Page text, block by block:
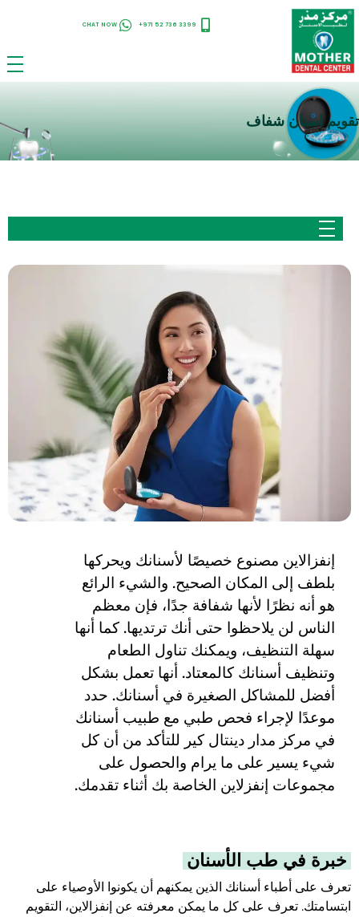
+971 52 736 3399
CHAT NOW
تقويم اسنان شفاف
إنفزالاين مصنوع خصيصًا لأسنانك ويحركها
بلطف إلى المكان الصحيح. والشيء الرائع
هو أنه نظرًا لأنها شفافة جدًا، فإن معظم
الناس لن يلاحظوا حتى أنك ترتديها. كما أنها
سهلة التنظيف، ويمكنك تناول الطعام
وتنظيف أسنانك كالمعتاد. أنها تعمل بشكل
أفضل للمشاكل الصغيرة في أسنانك. حدد
موعدًا لإجراء فحص طبي مع طبيب أسنانك
في مركز مدار دينتال كير للتأكد من أن كل
شيء يسير على ما يرام والحصول على
مجموعات إنفزلاين الخاصة بك أثناء تقدمك.
خبرة في طب الأسنان
تعرف على أطباء أسنانك الذين يمكنهم أن يكونوا الأوصياء على
ابتسامتك. تعرف على كل ما يمكن معرفته عن إنفزالاين، التقويم